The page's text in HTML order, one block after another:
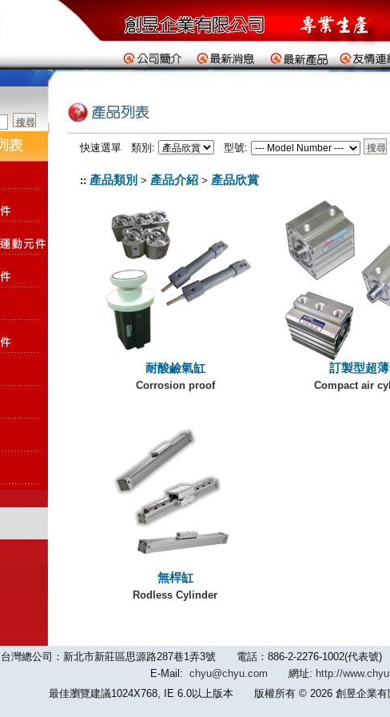
快速選單 類別: 型號:
:: 產品類別 > 產品介紹 > 產品欣賞
耐酸鹼氣缸
Corrosion proof
訂製型超
Compact air
無桿缸
Rodless Cylinder
台灣總公司：新北市新莊區思源路287巷1弄3號 電話：886-2-2276-1002(代表號
E-Mail: chyu@chyu.com 網址: http://
最佳瀏覽建議1024X768, IE 6.0以上版本 版權所有 © 2026 創昱企業有